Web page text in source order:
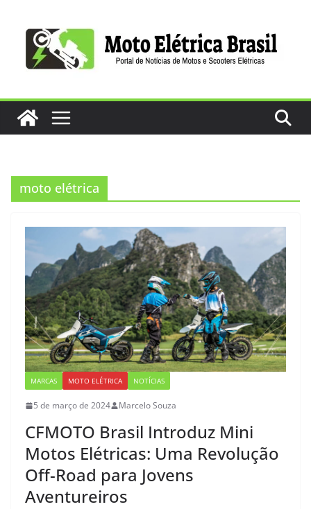
conteúdo
moto elétrica
MARCAS MOTO ELÉTRICA NOTÍCIAS
5 de março de 2024 Marcelo Souza
CFMOTO Brasil Introduz Mini
Motos Elétricas: Uma Revolução
Off-Road para Jovens
Aventureiros